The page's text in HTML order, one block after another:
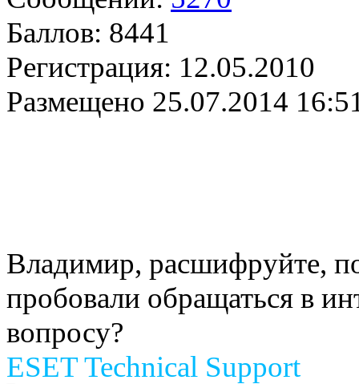
Баллов: 8441
Регистрация: 12.05.2010
Размещено 25.07.2014
Владимир, расшифруйте,
пробовали обращаться в
вопросу?
ESET Technical Support